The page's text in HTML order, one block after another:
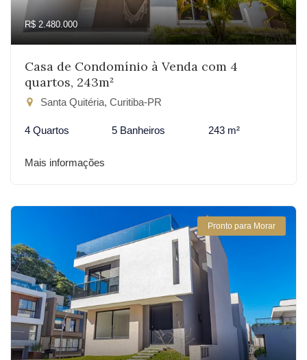
R$ 2.480.000
Casa de Condomínio à Venda com 4
quartos, 243m²
Santa Quitéria, Curitiba-PR
4 Quartos 5 Banheiros 243 m²
Mais informações
Pronto para Morar